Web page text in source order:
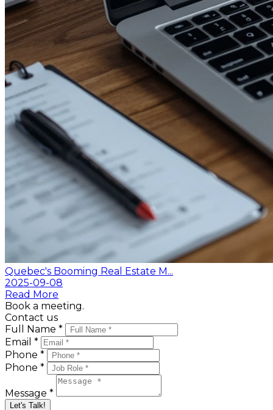
Quebec's Booming Real Estate M...
2025-09-08
Read More
Book a meeting.
Contact us
Full Name *
Email *
Phone *
Phone *
Message *
Let's Talk!